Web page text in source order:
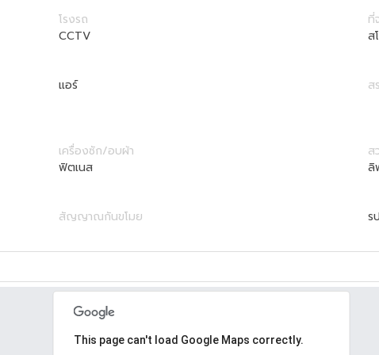
โรงรถ
ที่
CCTV ส
แอร์
ส
เครื่องซัก/อบผ้า
ส
ฟิตเนส ลิ
สัญญาณกันขโมย
ร
This page can't load Google Maps correctly.